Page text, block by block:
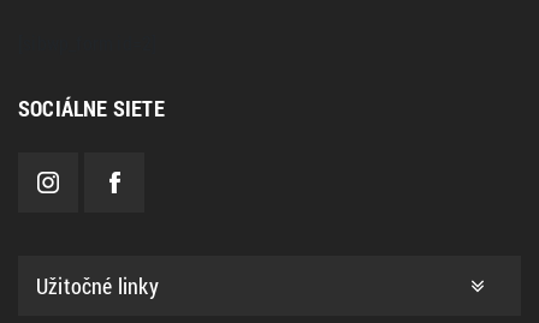
SOCIÁLNE SIETE
Užitočné linky